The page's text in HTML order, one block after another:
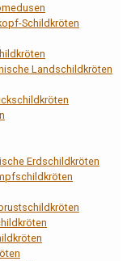
Schildkröten
Landschildkröten
Erdschildkröten